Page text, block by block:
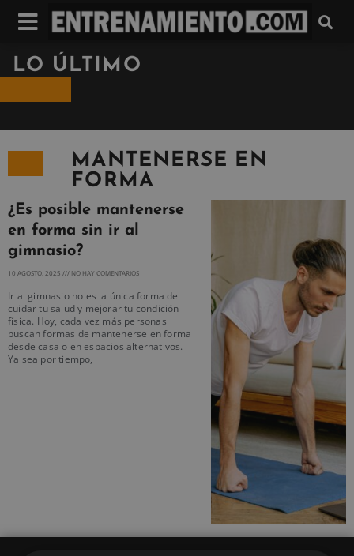
LO ÚLTIMO
MANTENERSE EN
FORMA
¿Es posible mantenerse
en forma sin ir al
gimnasio?
10 AGOSTO, 2025 NO HAY COMENTARIOS
Ir al gimnasio no es la única forma de
cuidar tu salud y mejorar tu condición
física. Hoy, cada vez más personas
buscan formas de mantenerse en forma
desde casa o en espacios alternativos.
Ya sea por tiempo,